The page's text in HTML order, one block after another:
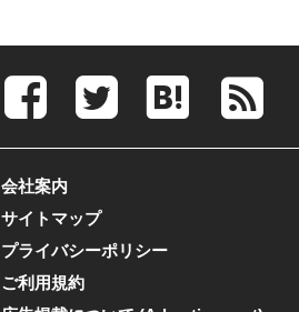
会社案内
サイトマップ
プライバシーポリシー
ご利用規約